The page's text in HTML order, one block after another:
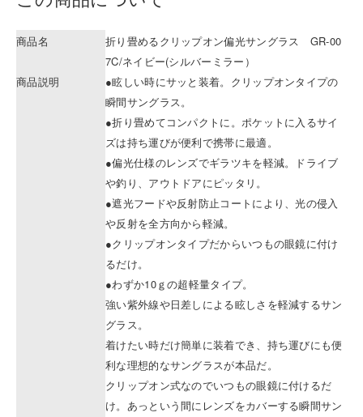
商品名
折り畳めるクリップオン偏光サングラス GR-00
7C/ネイビー(シルバーミラー）
商品説明
●眩しい時にサッと装着。クリップオンタイプの
瞬間サングラス。
●折り畳めてコンパクトに。ポケットに入るサイ
ズは持ち運びが便利で携帯に最適。
●偏光仕様のレンズでギラツキを軽減。ドライブ
や釣り、アウトドアにピッタリ。
●遮光フードや反射防止コートにより、光の侵入
や反射を全方向から軽減。
●クリップオンタイプだからいつもの眼鏡に付け
るだけ。
●わずか10ｇの超軽量タイプ。
強い紫外線や日差しによる眩しさを軽減するサン
グラス。
着けたい時だけ簡単に装着でき、持ち運びにも便
利な理想的なサングラスが本品だ。
クリップオン式なのでいつもの眼鏡に付けるだ
け。あっという間にレンズをカバーする瞬間サン